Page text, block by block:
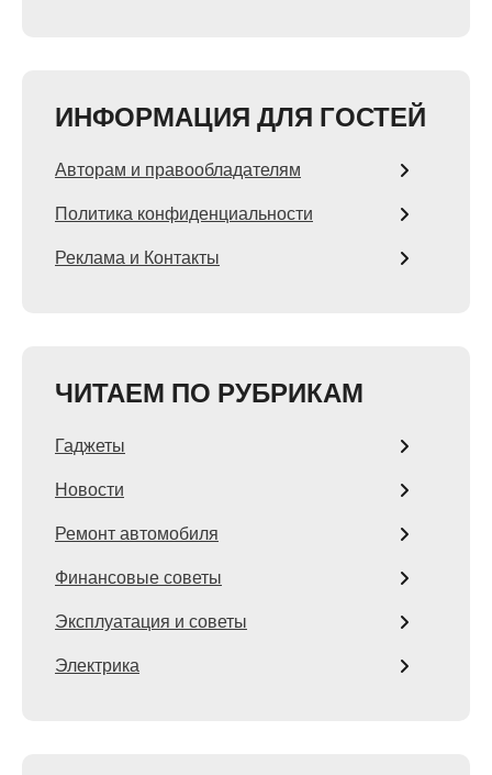
ИНФОРМАЦИЯ ДЛЯ ГОСТЕЙ
Авторам и правообладателям
Политика конфиденциальности
Реклама и Контакты
ЧИТАЕМ ПО РУБРИКАМ
Гаджеты
Новости
Ремонт автомобиля
Финансовые советы
Эксплуатация и советы
Электрика